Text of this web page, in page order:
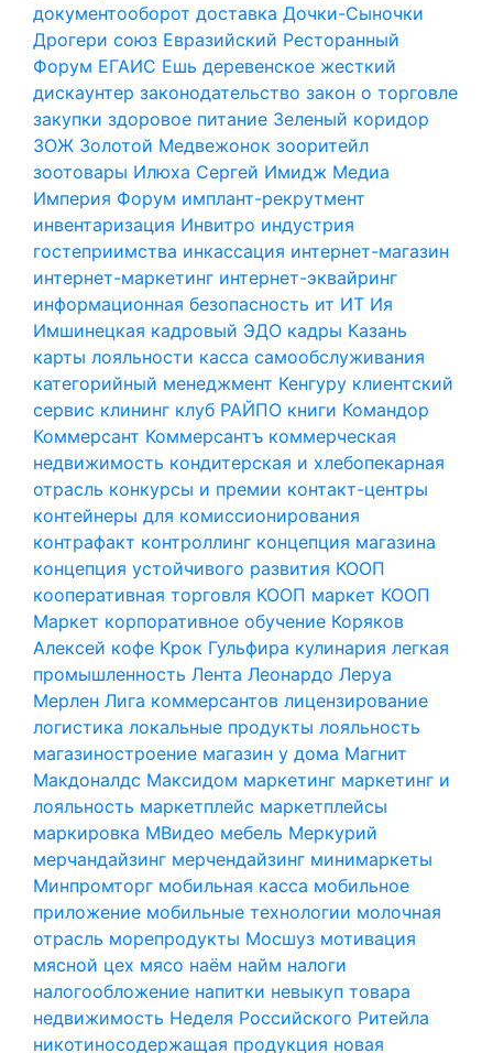
документооборот доставка Дочки-Сыночки
Дрогери союз Евразийский Ресторанный
Форум ЕГАИС Ешь деревенское жесткий
дискаунтер законодательство закон о торговле
закупки здоровое питание Зеленый коридор
ЗОЖ Золотой Медвежонок зооритейл
зоотовары Илюха Сергей Имидж Медиа
Империя Форум имплант-рекрутмент
инвентаризация Инвитро индустрия
гостеприимства инкассация интернет-магазин
интернет-маркетинг интернет-эквайринг
информационная безопасность ит ИТ Ия
Имшинецкая кадровый ЭДО кадры Казань
карты лояльности касса самообслуживания
категорийный менеджмент Кенгуру клиентский
сервис клининг клуб РАЙПО книги Командор
Коммерсант Коммерсантъ коммерческая
недвижимость кондитерская и хлебопекарная
отрасль конкурсы и премии контакт-центры
контейнеры для комиссионирования
контрафакт контроллинг концепция магазина
концепция устойчивого развития КООП
кооперативная торговля КООП маркет КООП
Маркет корпоративное обучение Коряков
Алексей кофе Крок Гульфира кулинария легкая
промышленность Лента Леонардо Леруа
Мерлен Лига коммерсантов лицензирование
логистика локальные продукты лояльность
магазиностроение магазин у дома Магнит
Макдоналдс Максидом маркетинг маркетинг и
лояльность маркетплейс маркетплейсы
маркировка МВидео мебель Меркурий
мерчандайзинг мерчендайзинг минимаркеты
Минпромторг мобильная касса мобильное
приложение мобильные технологии молочная
отрасль морепродукты Мосшуз мотивация
мясной цех мясо наём найм налоги
налогообложение напитки невыкуп товара
недвижимость Неделя Российского Ритейла
никотиносодержащая продукция новая